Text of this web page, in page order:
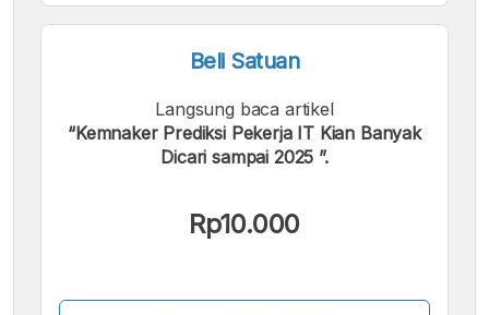
Beli Satuan
Langsung baca artikel
“Kemnaker Prediksi Pekerja IT Kian Banyak
Dicari sampai 2025 ”.
Rp10.000